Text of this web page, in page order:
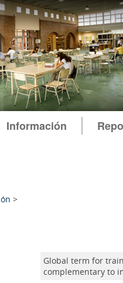
Información
>
Global term for
complementary to